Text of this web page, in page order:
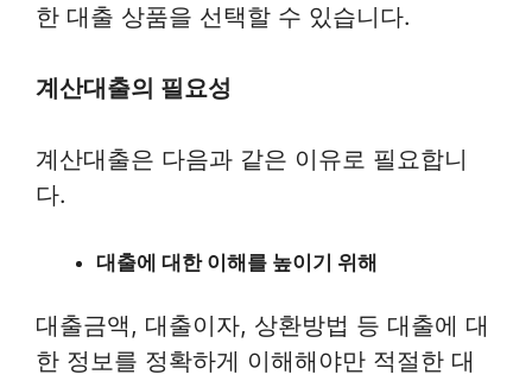
한 대출 상품을 선택할 수 있습니다.
계산대출의 필요성
계산대출은 다음과 같은 이유로 필요합니
다.
대출에 대한 이해를 높이기 위해
대출금액, 대출이자, 상환방법 등 대출에 대
한 정보를 정확하게 이해해야만 적절한 대